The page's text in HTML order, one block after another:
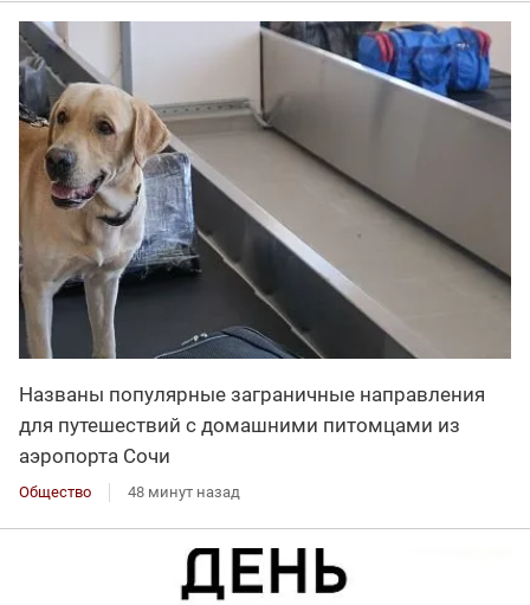
Названы популярные заграничные направления
для путешествий с домашними питомцами из
аэропорта Сочи
Общество 48 минут назад